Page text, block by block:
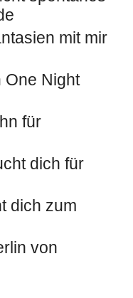
mit mir
One Night
für
dich für
dich zum
von